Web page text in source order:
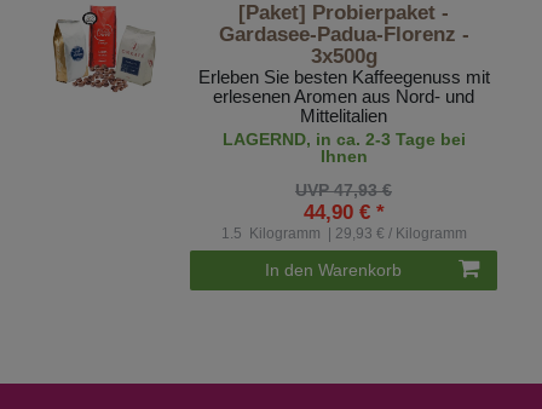
[Paket] Probierpaket -
Gardasee-Padua-Florenz -
3x500g
Erleben Sie besten Kaffeegenuss mit
erlesenen Aromen aus Nord- und
Mittelitalien
LAGERND, in ca. 2-3 Tage bei
Ihnen
UVP 47,93 €
44,90 € *
1.5 Kilogramm | 29,93 € / Kilogramm
In den Warenkorb